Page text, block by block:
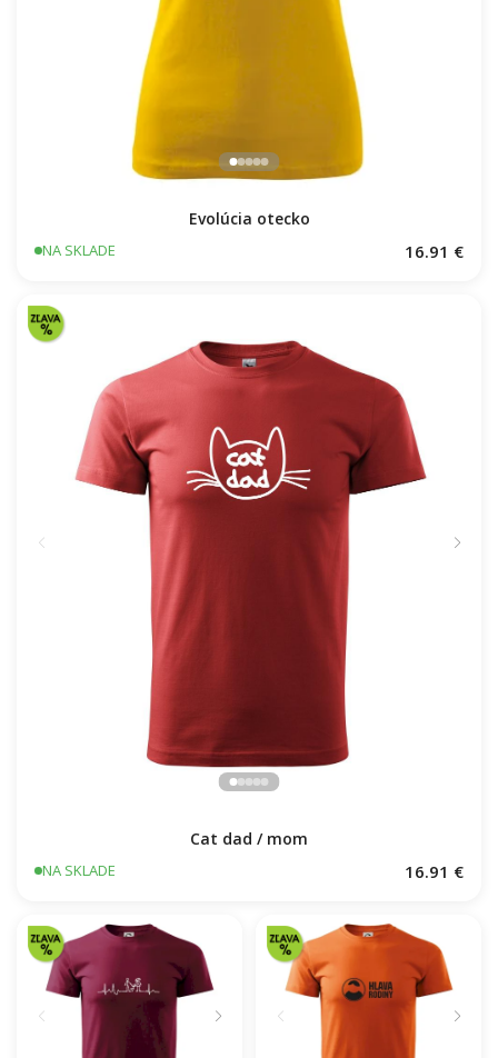
Evolúcia otecko
NA SKLADE 16.91 €
Cat dad / mom
NA SKLADE 16.91 €